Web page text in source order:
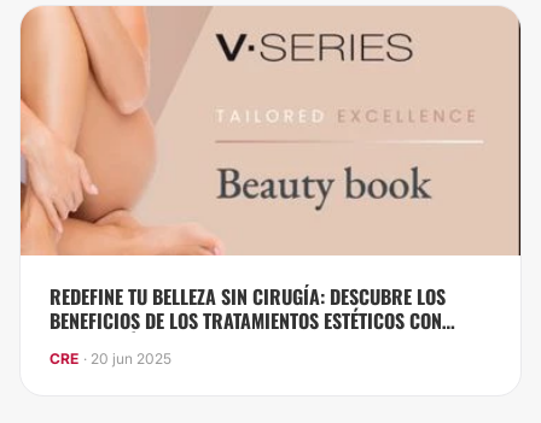
REDEFINE TU BELLEZA SIN CIRUGÍA: DESCUBRE LOS
BENEFICIOS DE LOS TRATAMIENTOS ESTÉTICOS CON
CRE · 20 jun 2025